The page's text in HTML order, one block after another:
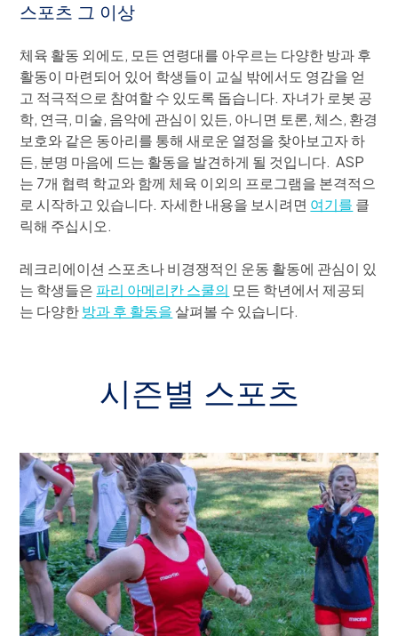
스포츠 그 이상
체육 활동 외에도, 모든 연령대를 아우르는 다양한 방과 후
활동이 마련되어 있어 학생들이 교실 밖에서도 영감을 얻
고 적극적으로 참여할 수 있도록 돕습니다. 자녀가 로봇 공
학, 연극, 미술, 음악에 관심이 있든, 아니면 토론, 체스, 환경
보호와 같은 동아리를 통해 새로운 열정을 찾아보고자 하
든, 분명 마음에 드는 활동을 발견하게 될 것입니다. ASP
는 7개 협력 학교와 함께 체육 이외의 프로그램을 본격적으
로 시작하고 있습니다. 자세한 내용을 보시려면 여기를 클
릭해 주십시오.
레크리에이션 스포츠나 비경쟁적인 운동 활동에 관심이 있
는 학생들은 파리 아메리칸 스쿨의 모든 학년에서 제공되
는 다양한방과 후 활동을살펴볼 수 있습니다.
시즌별 스포츠